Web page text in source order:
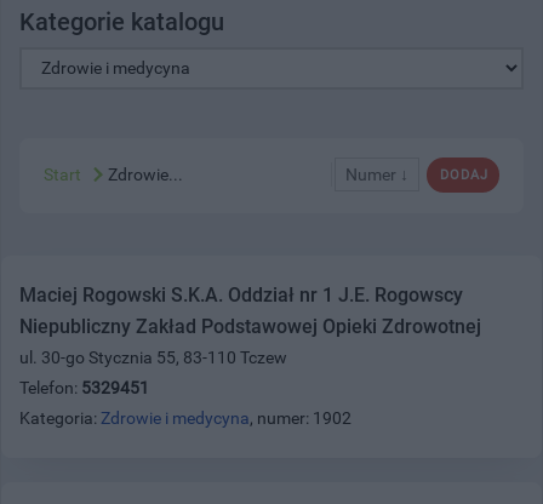
Kategorie katalogu
DODAJ
Numer ↓
Start Zdrowie...
Maciej Rogowski S.K.A. Oddział nr 1 J.E. Rogowscy
Niepubliczny Zakład Podstawowej Opieki Zdrowotnej
ul. 30-go Stycznia 55, 83-110 Tczew
Telefon: 5329451
Kategoria: Zdrowie i medycyna, numer: 1902